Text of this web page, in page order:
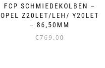
FCP SCHMIEDEKOLBEN –
OPEL Z20LET/LEH/ Y20LET
– 86,50MM
€769.00